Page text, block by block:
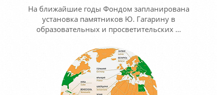
На ближайшие годы Фондом запланирована
установка памятников Ю. Гагарину в
образовательных и просветительских …